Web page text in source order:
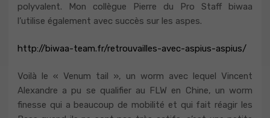
polyvalent. Mon collègue Pierre du Pro Staff biwaa
l’utilise également avec succès sur les aspes.
http://biwaa-team.fr/retrouvailles-avec-aspius-aspius/
Voilà le « Venum tail », un worm avec lequel Vincent
Alexandre a pu se qualifier au FLW en Chine, un worm
finesse qui a beaucoup de mobilité et qui fait réagir les